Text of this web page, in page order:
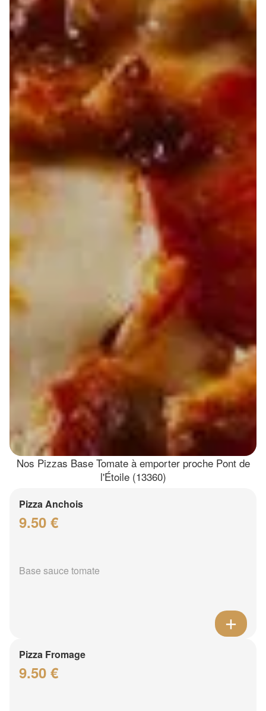
Nos Pizzas Base Tomate à emporter proche Pont de
l'Étoile (13360)
Pizza Anchois
9.50 €
Base sauce tomate
Pizza Fromage
9.50 €